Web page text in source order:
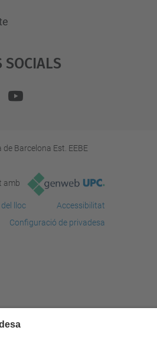
Socials
Barcelona Est. EEBE
amb
lloc
Accessibilitat
Configuració de privadesa